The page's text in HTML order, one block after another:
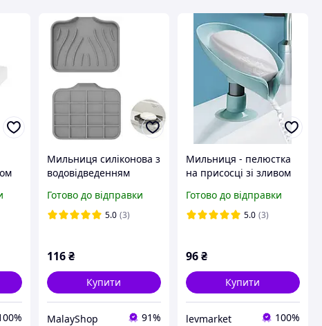
Мильниця силіконова з
водовідведенням
раковину самоочисна
XJ6028
Готово до відправки
5.0 (3)
116 ₴
Купити
MalayShop 91%
Мильниця - пелюстка
на присосці зі зливом
Готово до відправки
5.0 (3)
96₴
Купити
levmarket 100%